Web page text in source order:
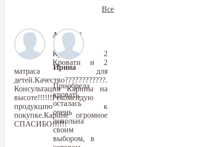
Алексей
Купили 2
Кровати и 2
матраса для
детей.Качество????????????.
Консультация Карины на
высоте!!!!!!Рекомендую
продукцию к
покупке.Карине огромное
СПАСИБО!!!!!!
Ирина
Приобрела
кровать,
осталась
очень
довольна
своим
выбором, в
Все